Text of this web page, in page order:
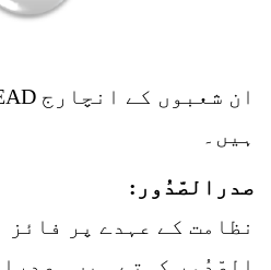
ہیں۔
صدرالصّدُور:
نظامت کے عہدے پر فائز